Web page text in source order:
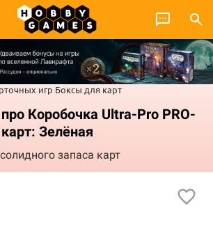
игр Боксы для карт
Коробочка Ultra-Pro PRO-
Зелёная
запаса карт